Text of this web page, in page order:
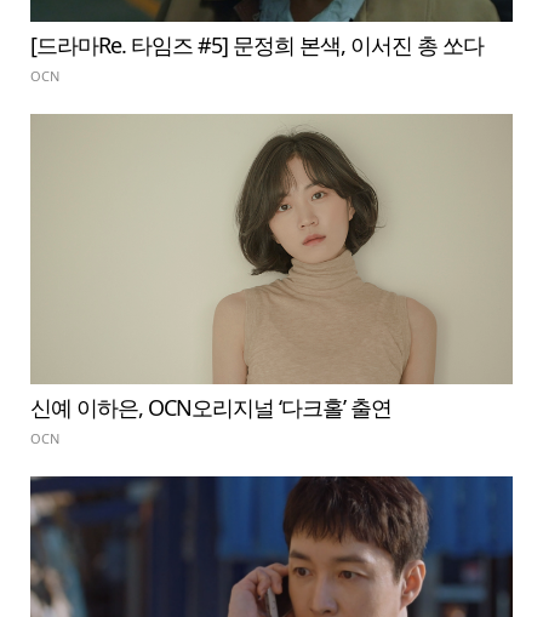
[드라마Re. 타임즈 #5] 문정희 본색, 이서진 총 쏘다
OCN
신예 이하은, OCN오리지널 ‘다크홀’ 출연
OCN